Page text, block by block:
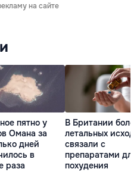
на сайте
пятно у
Омана за
дней
в
раза
В Британии
летальных
связали с
препаратами для
похудения